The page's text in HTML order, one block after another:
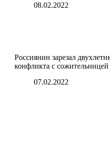
08.02.2022
Россиянин зарезал
конфликта с сожительницей
07.02.2022